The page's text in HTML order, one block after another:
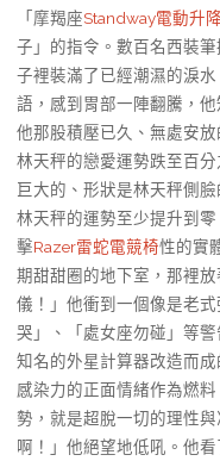
「摩羯座Standway電動升
子」的指令。數百名西裝
子裡裝滿了已經潮濕的淚
語，感到胃部一陣翻騰，
他那股積壓已久、無處安
林天秤的戀愛運勢跌至百
巨大的、形狀是林天秤側
林天秤的運勢至少提升到
擊Razer雷蛇電競椅性的實
期甜甜圈的地下室，那裡
儀！」他衝到一個像是老
哭」、「處女座勿碰」等
知名的外星計算器改造而
感染力的正面情緒作為燃
勢，就是超脫一切的理性
啊！」他絕望地低吼。他